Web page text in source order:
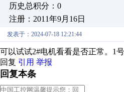
历史总积分：0
注册：2011年9月16日
发表于：2024-07-18 12:21:44
可以试试2#电机看看是否正常。1
回复 引用 举报
回复本条